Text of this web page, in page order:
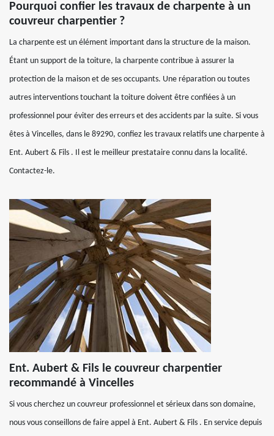
Pourquoi confier les travaux de charpente à un
couvreur charpentier ?
La charpente est un élément important dans la structure de la maison.
Étant un support de la toiture, la charpente contribue à assurer la
protection de la maison et de ses occupants. Une réparation ou toutes
autres interventions touchant la toiture doivent être confiées à un
professionnel pour éviter des erreurs et des accidents par la suite. Si vous
êtes à Vincelles, dans le 89290, confiez les travaux relatifs une charpente à
Ent. Aubert & Fils . Il est le meilleur prestataire connu dans la localité.
Contactez-le.
Ent. Aubert & Fils le couvreur charpentier
recommandé à Vincelles
Si vous cherchez un couvreur professionnel et sérieux dans son domaine,
nous vous conseillons de faire appel à Ent. Aubert & Fils . En service depuis